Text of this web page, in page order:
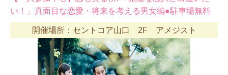
い！」真面目な恋愛・将来を考える男女編●駐車場無料
開催場所：セントコア山口 2F アメジスト